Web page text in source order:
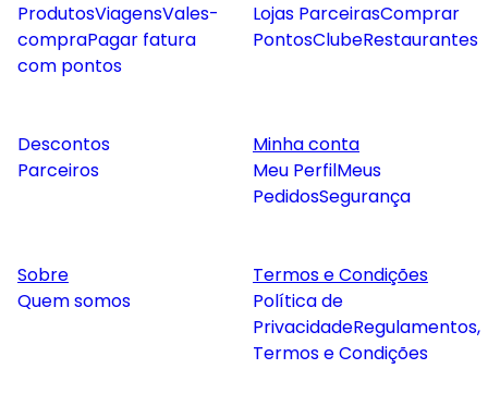
ProdutosViagensVales-
compraPagar fatura
com pontos
Lojas ParceirasComprar
PontosClubeRestaurantes
Descontos
Parceiros
Minha conta
Meu PerfilMeus
PedidosSegurança
Sobre
Quem somos
Termos e Condições
Política de
PrivacidadeRegulamentos,
Termos e Condições